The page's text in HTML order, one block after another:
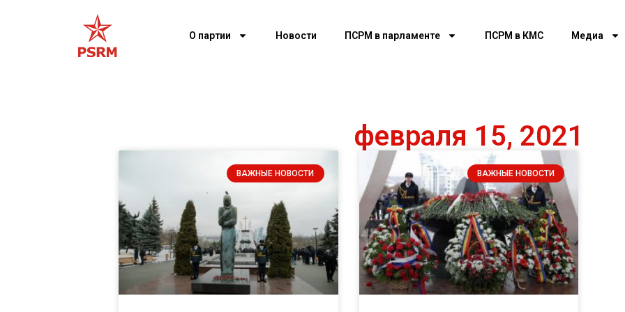
О партии Новости ПСРМ в парламенте ПСРМ в КМС Медиа
февраля 15, 2021
ВАЖНЫЕ НОВОСТИ ВАЖНЫЕ НОВОСТИ